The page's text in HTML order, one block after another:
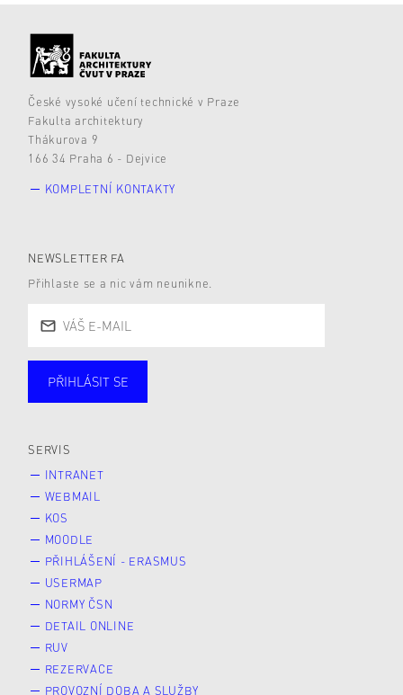
České vysoké učení technické v Praze
Fakulta architektury
Thákurova 9
166 34 Praha 6 - Dejvice
KOMPLETNÍ KONTAKTY
NEWSLETTER FA
Přihlaste se a nic vám neunikne.
Studující
PŘIHLÁSIT SE
SERVIS
INTRANET
WEBMAIL
KOS
MOODLE
PŘIHLÁŠENÍ - ERASMUS
USERMAP
NORMY ČSN
DETAIL ONLINE
RUV
REZERVACE
PROVOZNÍ DOBA A SLUŽBY